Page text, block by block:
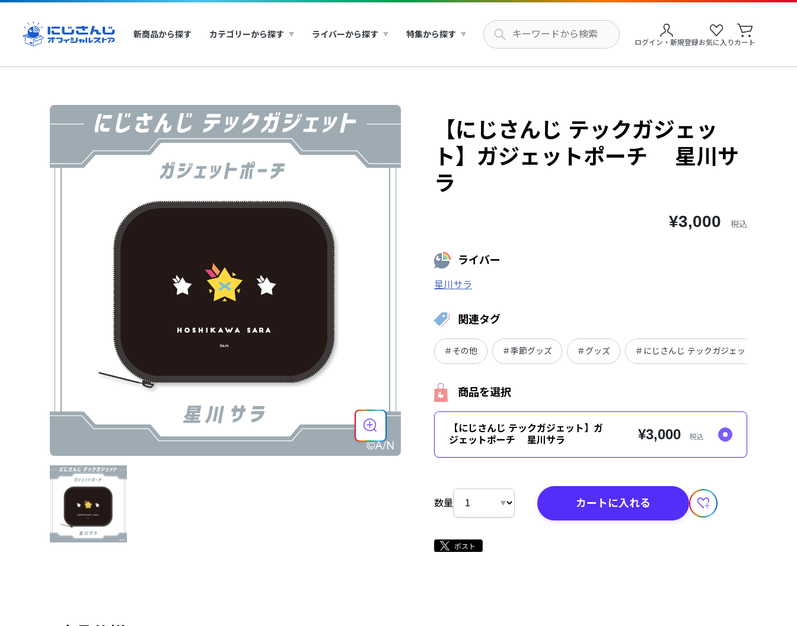
新商品から探す カテゴリーから探す ライバーから探す 特集から探す
ログイン・新規登録お気に入り カート
【にじさんじ テックガジェッ
ト】ガジェットポーチ 星川サ
ラ
¥3,000 税込
ライバー
星川サラ
関連タグ
＃その他 ＃季節グッズ ＃グッズ ＃にじさんじ テックガジェット
商品を選択
【にじさんじ テックガジェット】ガ
ジェットポーチ 星川サラ
¥3,000 税込
数量 カートに入れる